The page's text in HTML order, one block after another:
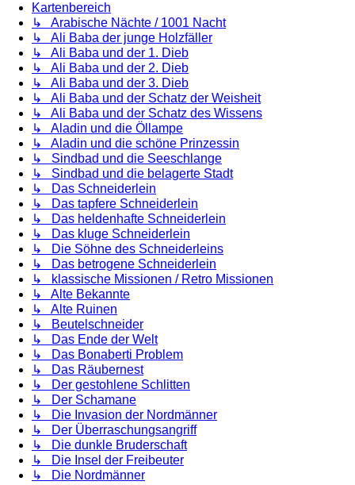
Kartenbereich
↳ Arabische Nächte / 1001 Nacht
↳ Ali Baba der junge Holzfäller
↳ Ali Baba und der 1. Dieb
↳ Ali Baba und der 2. Dieb
↳ Ali Baba und der 3. Dieb
↳ Ali Baba und der Schatz der Weisheit
↳ Ali Baba und der Schatz des Wissens
↳ Aladin und die Öllampe
↳ Aladin und die schöne Prinzessin
↳ Sindbad und die Seeschlange
↳ Sindbad und die belagerte Stadt
↳ Das Schneiderlein
↳ Das tapfere Schneiderlein
↳ Das heldenhafte Schneiderlein
↳ Das kluge Schneiderlein
↳ Die Söhne des Schneiderleins
↳ Das betrogene Schneiderlein
↳ klassische Missionen / Retro Missionen
↳ Alte Bekannte
↳ Alte Ruinen
↳ Beutelschneider
↳ Das Ende der Welt
↳ Das Bonaberti Problem
↳ Das Räubernest
↳ Der gestohlene Schlitten
↳ Der Schamane
↳ Die Invasion der Nordmänner
↳ Der Überraschungsangriff
↳ Die dunkle Bruderschaft
↳ Die Insel der Freibeuter
↳ Die Nordmänner